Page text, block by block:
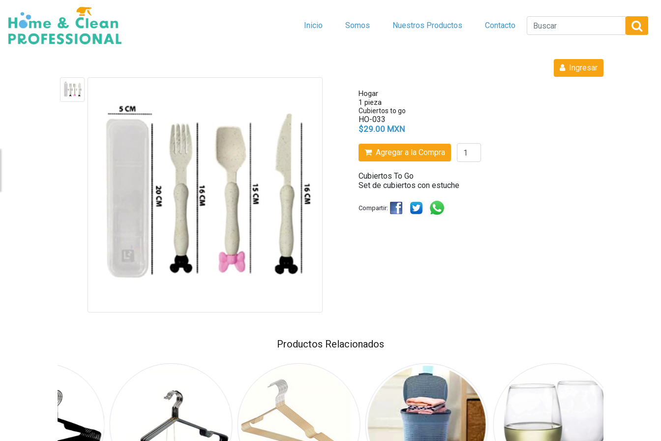
Inicio Somos Nuestros Productos Contacto
Ingresar
Hogar
1 pieza
Cubiertos to go
HO-033
$29.00 MXN
Agregar a la Compra
Cubiertos To Go
Set de cubiertos con estuche
Compartir:
Productos Relacionados